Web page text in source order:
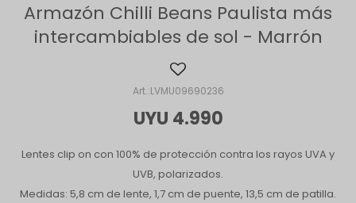
Armazón Chilli Beans Paulista más
intercambiables de sol - Marrón
LVMU09690236
UYU 4.990
Lentes clip on con 100% de protección contra los rayos UVA y
UVB, polarizados.
Medidas: 5,8 cm de lente, 1,7 cm de puente, 13,5 cm de patilla.